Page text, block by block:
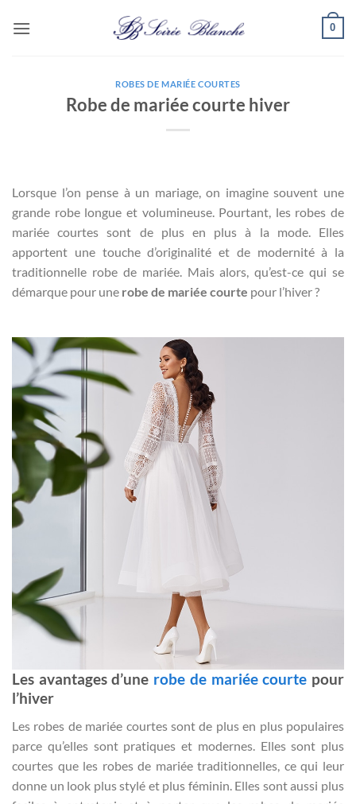
0
ROBES DE MARIÉE COURTES
Robe de mariée courte hiver
Lorsque l’on pense à un mariage, on imagine souvent une
grande robe longue et volumineuse. Pourtant, les robes de
mariée courtes sont de plus en plus à la mode. Elles
apportent une touche d’originalité et de modernité à la
traditionnelle robe de mariée. Mais alors, qu’est-ce qui se
démarque pour une robe de mariée courte pour l’hiver ?
Les avantages d’une robe de mariée courte pour
l’hiver
Les robes de mariée courtes sont de plus en plus populaires
parce qu’elles sont pratiques et modernes. Elles sont plus
courtes que les robes de mariée traditionnelles, ce qui leur
donne un look plus stylé et plus féminin. Elles sont aussi plus